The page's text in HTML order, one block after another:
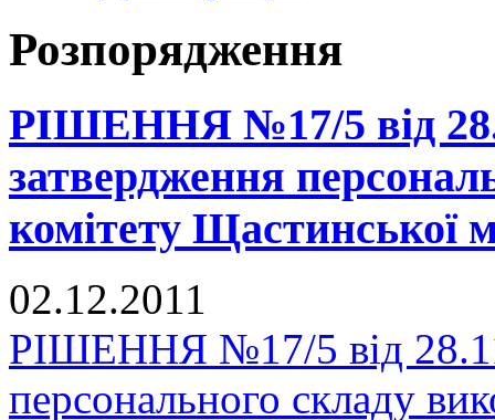
Розпорядження
РІШЕННЯ №17/5 від
затвердження
комітету Щастинської
02.12.2011
РІШЕННЯ №17/5 від
персонального складу